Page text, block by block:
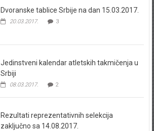
Dvoranske tablice Srbije na dan 15.03.2017.
20.03.2017. 3
Jedinstveni kalendar atletskih takmičenja u
Srbiji
08.03.2017. 2
Rezultati reprezentativnih selekcija
zaključno sa 14.08.2017.